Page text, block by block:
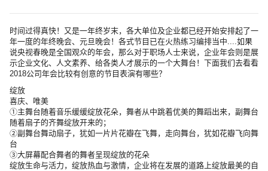
时间过得真快！又是一年终岁末，各大单位及企业都已经开始安排起了一
年一度的年终晚会、元旦晚会！各式节目已在火热练习编排当中....如果
说央视春晚是全国观众的年会，那么对于职场人士来说，企业年会则是展
示企业文化、人文素养、给各类人才展示的一个大舞台！下面我们去看看
2018公司年会比较有创意的节目表演有哪些？
绽放
喜庆、唯美
①主舞台随着音乐缓缓绽放花朵，舞者从中跳着优美的舞蹈出来，副舞台
随着扇子的齐舞绽放开来的；
②副舞台舞动扇子，犹如一片片花瓣在飞舞，走向舞台，犹如花瓣飞向舞
台
③大屏幕配合舞者的舞者呈现绽放的花朵
绽放生命与活力，绽放热血与激情，企业将在发展的道路上绽放最美的自